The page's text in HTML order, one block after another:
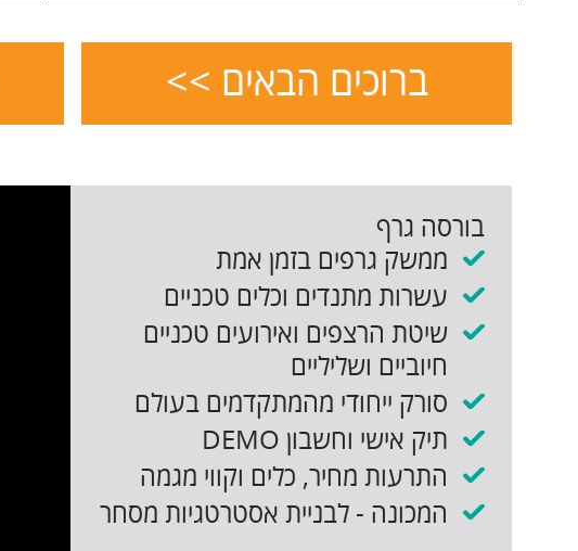
ברוכים הבאים >>
בורסה גרף
ממשק גרפים בזמן אמת
עשרות מתנדים וכלים טכניים
שיטת הרצפים ואירועים טכניים
חיוביים ושליליים
סורק ייחודי מהמתקדמים בעולם
תיק אישי וחשבון DEMO
התרעות מחיר, כלים וקווי מגמה
המכונה - לבניית אסטרטגיות מסחר